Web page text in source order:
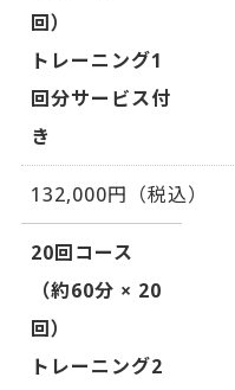
回）
トレーニング1
回分サービス付
き
132,000円（税込）
20回コース
（約60分 × 20
回）
トレーニング2